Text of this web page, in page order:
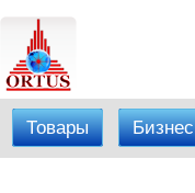
Товары Бизнес